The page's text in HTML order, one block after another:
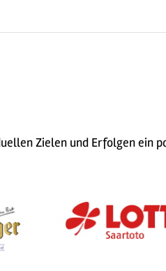
Zielen und Erfolgen ein